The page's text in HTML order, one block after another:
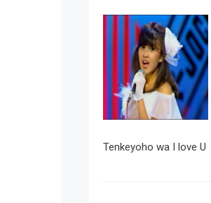
Tenkeyoho wa I love U